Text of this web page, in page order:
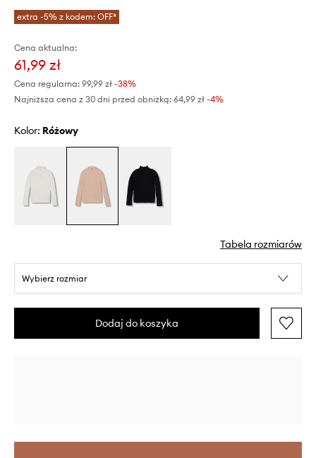
extra -5% z kodem: OFF*
Cena aktualna:
61,99 zł
Cena regularna: 99,99 zł -38%
Najniższa cena z 30 dni przed obniżką: 64,99 zł -4%
Kolor: różowy
Tabela rozmiarów
Wybierz rozmiar
Dodaj do koszyka